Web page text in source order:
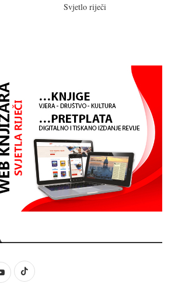
Svjetlo riječi